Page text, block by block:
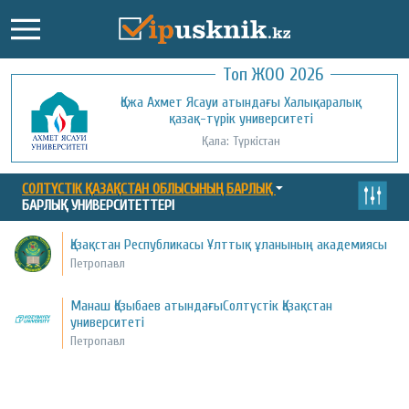
Топ ЖОО 2026
Қожа Ахмет Ясауи атындағы Халықаралық
қазақ-түрік университеті
Қала: Түркістан
Қызылорда ашық университеті
Қала: Қызылорда
СОЛТҮСТІК ҚАЗАҚСТАН ОБЛЫСЫНЫҢ БАРЛЫҚ
БАРЛЫҚ УНИВЕРСИТЕТТЕРІ
Қазақстан Республикасы Ұлттық ұланының академиясы
Петропавл
Манаш Қозыбаев атындағыСолтүстік Қазақстан
университеті
Петропавл